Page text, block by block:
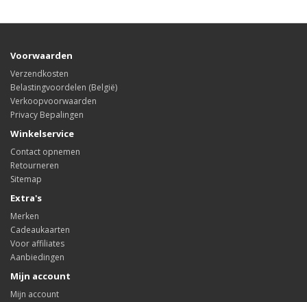
Voorwaarden
Verzendkosten
Belastingvoordelen (België)
Verkoopvoorwaarden
Privacy Bepalingen
Winkelservice
Contact opnemen
Retourneren
Sitemap
Extra's
Merken
Cadeaukaarten
Voor affiliates
Aanbiedingen
Mijn account
Mijn account